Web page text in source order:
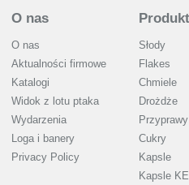
O nas
O nas
Aktualności firmowe
Katalogi
Widok z lotu ptaka
Wydarzenia
Loga i banery
Privacy Policy
Słody
Flakes
Chmiele
Drożdże
Przyprawy
Cukry
Kapsle
Kapsle